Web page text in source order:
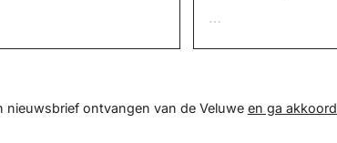
nieuwsbrief ontvangen van de Veluwe en ga